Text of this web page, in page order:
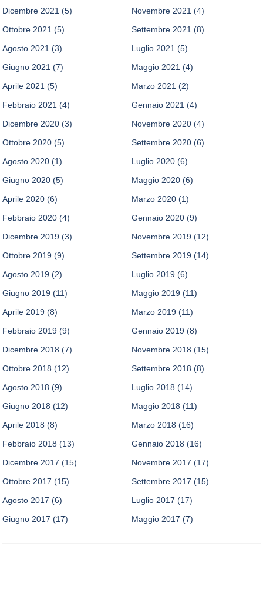
Dicembre 2021 (5) Novembre 2021 (4)
Ottobre 2021 (5) Settembre 2021 (8)
Agosto 2021 (3) Luglio 2021 (5)
Giugno 2021 (7) Maggio 2021 (4)
Aprile 2021 (5) Marzo 2021 (2)
Febbraio 2021 (4) Gennaio 2021 (4)
Dicembre 2020 (3) Novembre 2020 (4)
Ottobre 2020 (5) Settembre 2020 (6)
Agosto 2020 (1) Luglio 2020 (6)
Giugno 2020 (5) Maggio 2020 (6)
Aprile 2020 (6) Marzo 2020 (1)
Febbraio 2020 (4) Gennaio 2020 (9)
Dicembre 2019 (3) Novembre 2019 (12)
Ottobre 2019 (9) Settembre 2019 (14)
Agosto 2019 (2) Luglio 2019 (6)
Giugno 2019 (11) Maggio 2019 (11)
Aprile 2019 (8) Marzo 2019 (11)
Febbraio 2019 (9) Gennaio 2019 (8)
Dicembre 2018 (7) Novembre 2018 (15)
Ottobre 2018 (12) Settembre 2018 (8)
Agosto 2018 (9) Luglio 2018 (14)
Giugno 2018 (12) Maggio 2018 (11)
Aprile 2018 (8) Marzo 2018 (16)
Febbraio 2018 (13) Gennaio 2018 (16)
Dicembre 2017 (15) Novembre 2017 (17)
Ottobre 2017 (15) Settembre 2017 (15)
Agosto 2017 (6) Luglio 2017 (17)
Giugno 2017 (17) Maggio 2017 (7)